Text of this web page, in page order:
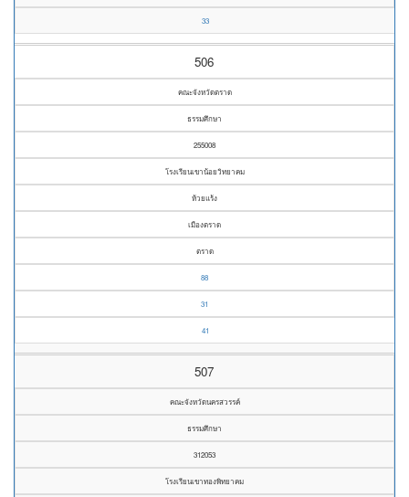
33
506
คณะจังหวัดตราด
ธรรมศึกษา
255008
โรงเรียนเขาน้อยวิทยาคม
ห้วยแร้ง
เมืองตราด
ตราด
88
31
41
507
คณะจังหวัดนครสวรรค์
ธรรมศึกษา
312053
โรงเรียนเขาทองพิทยาคม